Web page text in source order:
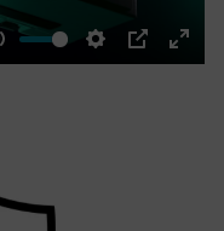
Settings
PIP
Enter